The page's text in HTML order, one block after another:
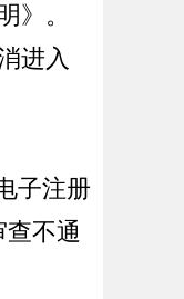
》。
进入
子注册
不通